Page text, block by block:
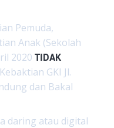
Pemuda,
Anak (Sekolah
2020 TIDAK
GKI Jl.
dan Bakal
daring atau digital